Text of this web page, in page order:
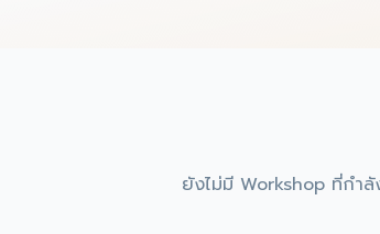
ยังไม่มี Workshop ที่กำลั